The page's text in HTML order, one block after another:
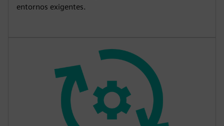
entornos exigentes.